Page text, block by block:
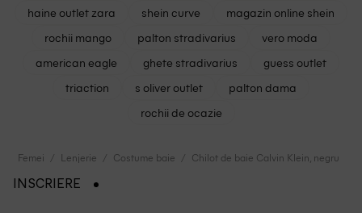
haine outlet zara
shein curve
magazin online shein
rochii mango
palton stradivarius
vero moda
american eagle
ghete stradivarius
guess outlet
triaction
s oliver outlet
palton dama
rochii de ocazie
Femei Lenjerie Costume baie Chilot de baie Calvin Klein, negru
INSCRIERE